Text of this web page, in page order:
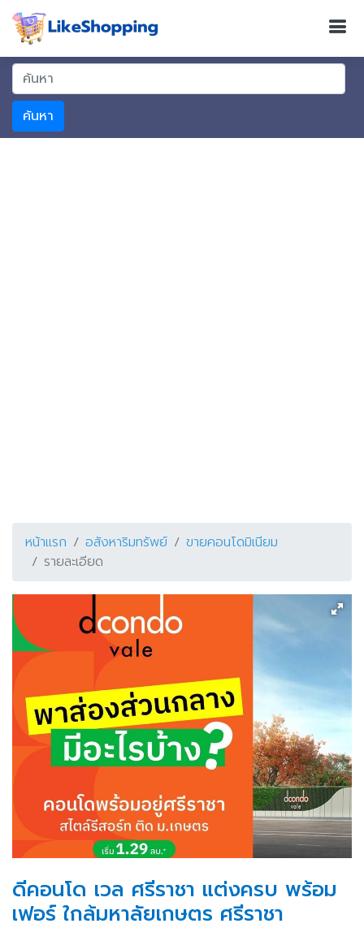
ค้นหา
หน้าแรก อสังหาริมทรัพย์
ขายคอนโดมิเนียม
รายละเอียด
ดีคอนโด เวล ศรีราชา แต่งครบ พร้อม
เฟอร์ ใกล้มหาลัยเกษตร ศรีราชา